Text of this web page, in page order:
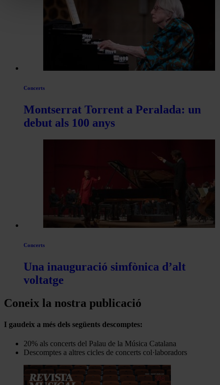
Concerts
Montserrat Torrent a Peralada: un
debut als 100 anys
Concerts
Una inauguració simfònica d’alt
voltatge
Coneix la nostra publicació
I gaudeix a més dels següents descomptes:
20% als concerts del Palau de la Música Catalana
Descomptes a altres cicles de concerts col·laboradors